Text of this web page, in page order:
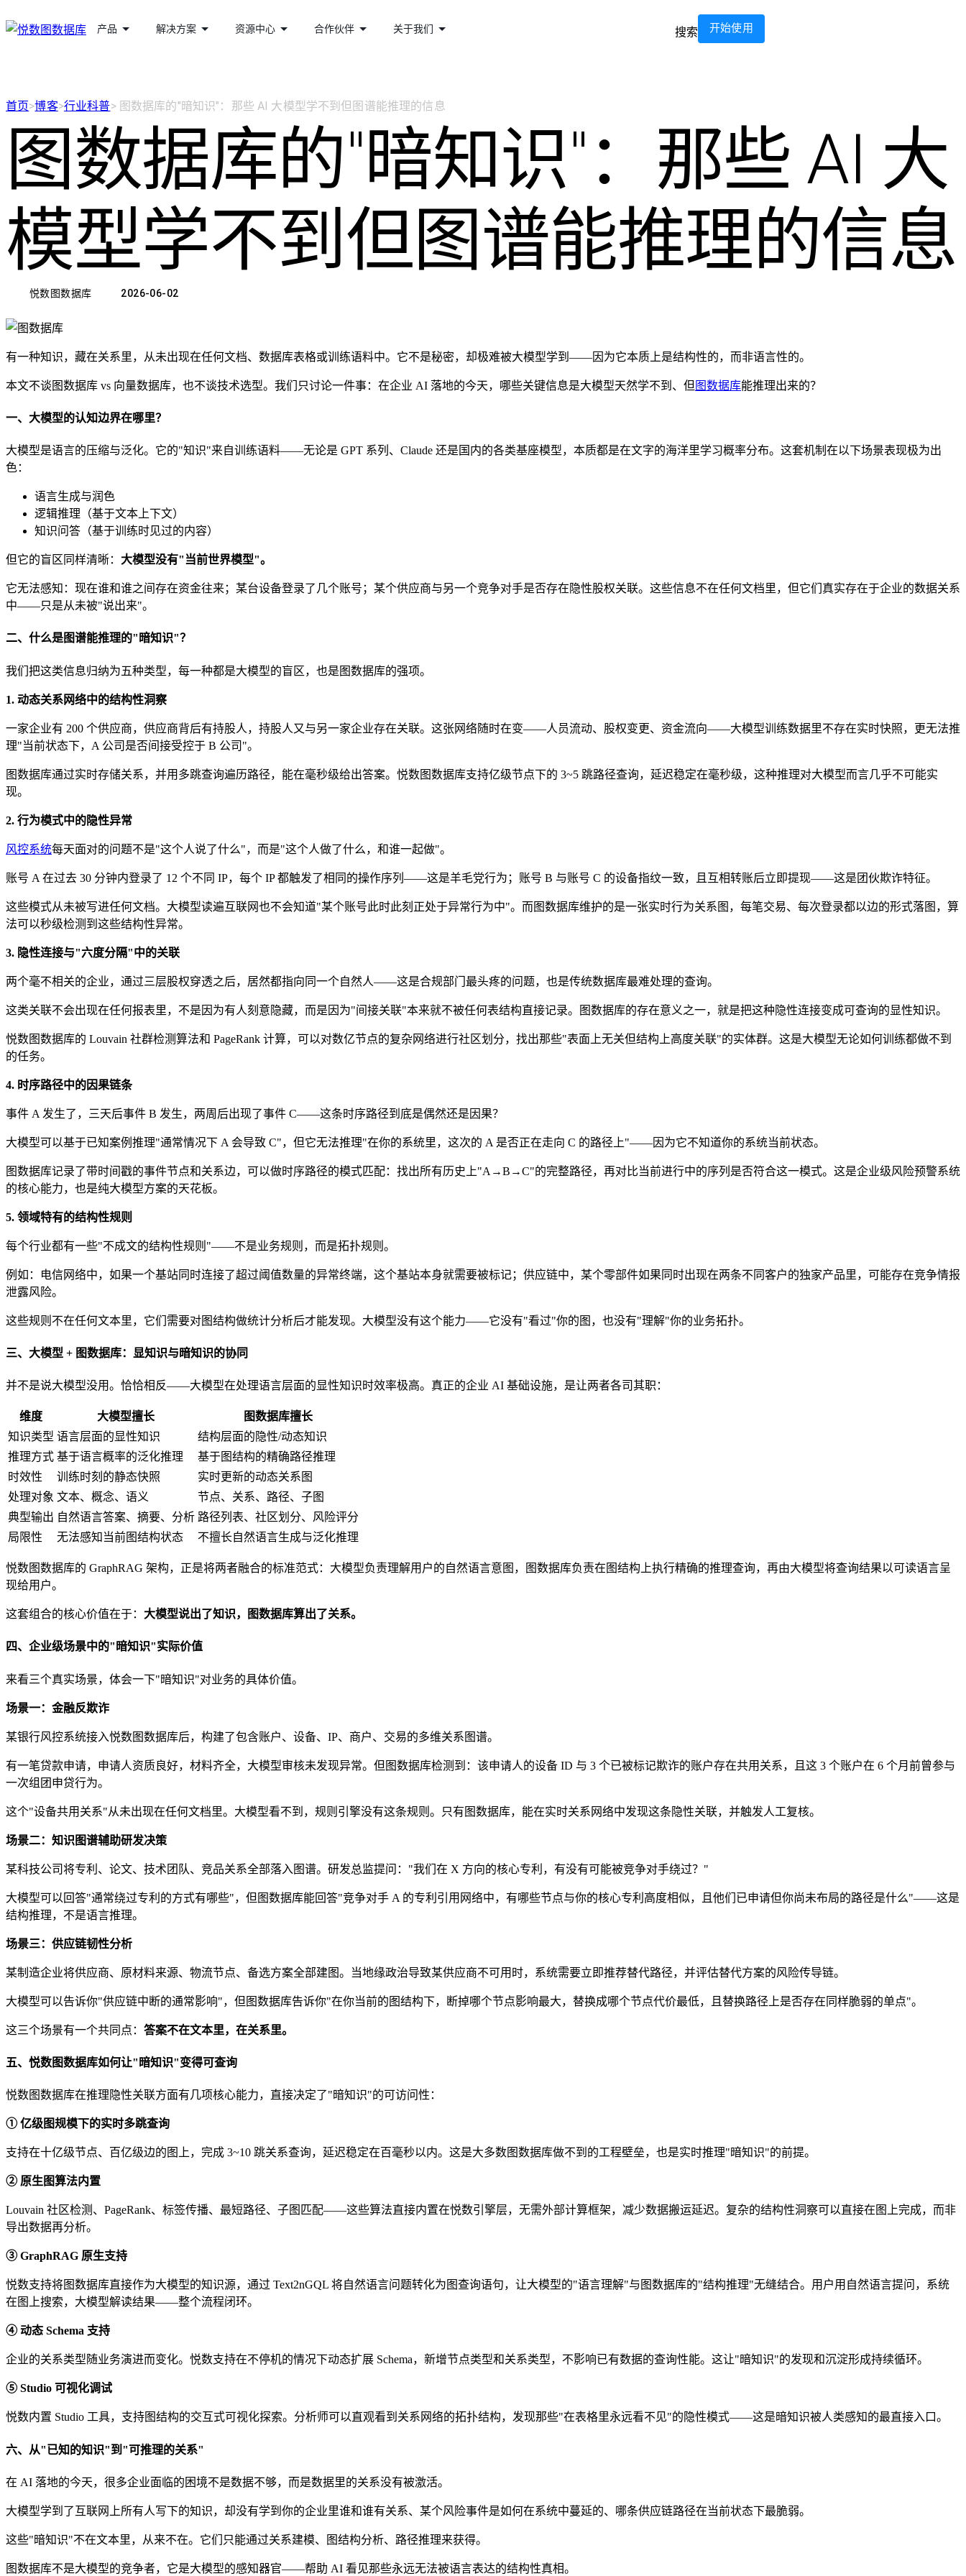
产品 解决方案 资源中心 合作伙伴 关于我们 搜索 开始使用
首页>博客>行业科普>图数据库的"暗知识"：那些 AI 大模型学不到但图谱能推理的信息
图数据库的"暗知识"：那些 AI 大
模型学不到但图谱能推理的信息
悦数图数据库 2026-06-02
有一种知识，藏在关系里，从未出现在任何文档、数据库表格或训练语料中。它不是秘密，却极难被大模型学到——因为它本质上是结构性的，而非语言性的。
本文不谈图数据库 vs 向量数据库，也不谈技术选型。我们只讨论一件事：在企业 AI 落地的今天，哪些关键信息是大模型天然学不到、但 图数据库能推理出来的？
一、大模型的认知边界在哪里？
大模型是语言的压缩与泛化。它的"知识"来自训练语料——无论是 GPT 系列、Claude 还是国内的各类基座模型，本质都是在文字的海洋里学习概率分布。这套机制在以下场景表现极为出
色：
语言生成与润色
逻辑推理（基于文本上下文）
知识问答（基于训练时见过的内容）
但它的盲区同样清晰： 大模型没有"当前世界模型"。
它无法感知：现在谁和谁之间存在资金往来；某台设备登录了几个账号；某个供应商与另一个竞争对手是否存在隐性股权关联。这些信息不在任何文档里，但它们真实存在于企业的数据关系
中——只是从未被"说出来"。
二、什么是图谱能推理的"暗知识"？
我们把这类信息归纳为五种类型，每一种都是大模型的盲区，也是图数据库的强项。
1. 动态关系网络中的结构性洞察
一家企业有 200 个供应商，供应商背后有持股人，持股人又与另一家企业存在关联。这张网络随时在变——人员流动、股权变更、资金流向——大模型训练数据里不存在实时快照，更无法推
理"当前状态下，A 公司是否间接受控于 B 公司"。
图数据库通过实时存储关系，并用多跳查询遍历路径，能在毫秒级给出答案。悦数图数据库支持亿级节点下的 3~5 跳路径查询，延迟稳定在毫秒级，这种推理对大模型而言几乎不可能实
现。
2. 行为模式中的隐性异常
风控系统每天面对的问题不是"这个人说了什么"，而是"这个人做了什么，和谁一起做"。
账号 A 在过去 30 分钟内登录了 12 个不同 IP，每个 IP 都触发了相同的操作序列——这是羊毛党行为；账号 B 与账号 C 的设备指纹一致，且互相转账后立即提现——这是团伙欺诈特征。
这些模式从未被写进任何文档。大模型读遍互联网也不会知道"某个账号此时此刻正处于异常行为中"。而图数据库维护的是一张实时行为关系图，每笔交易、每次登录都以边的形式落图，算
法可以秒级检测到这些结构性异常。
3. 隐性连接与"六度分隔"中的关联
两个毫不相关的企业，通过三层股权穿透之后，居然都指向同一个自然人——这是合规部门最头疼的问题，也是传统数据库最难处理的查询。
这类关联不会出现在任何报表里，不是因为有人刻意隐藏，而是因为"间接关联"本来就不被任何表结构直接记录。图数据库的存在意义之一，就是把这种隐性连接变成可查询的显性知识。
悦数图数据库的 Louvain 社群检测算法和 PageRank 计算，可以对数亿节点的复杂网络进行社区划分，找出那些"表面上无关但结构上高度关联"的实体群。这是大模型无论如何训练都做不到
的任务。
4. 时序路径中的因果链条
事件 A 发生了，三天后事件 B 发生，两周后出现了事件 C——这条时序路径到底是偶然还是因果？
大模型可以基于已知案例推理"通常情况下 A 会导致 C"，但它无法推理"在你的系统里，这次的 A 是否正在走向 C 的路径上"——因为它不知道你的系统当前状态。
图数据库记录了带时间戳的事件节点和关系边，可以做时序路径的模式匹配：找出所有历史上"A→B→C"的完整路径，再对比当前进行中的序列是否符合这一模式。这是企业级风险预警系统
的核心能力，也是纯大模型方案的天花板。
5. 领域特有的结构性规则
每个行业都有一些"不成文的结构性规则"——不是业务规则，而是拓扑规则。
例如：电信网络中，如果一个基站同时连接了超过阈值数量的异常终端，这个基站本身就需要被标记；供应链中，某个零部件如果同时出现在两条不同客户的独家产品里，可能存在竞争情报
泄露风险。
这些规则不在任何文本里，它们需要对图结构做统计分析后才能发现。大模型没有这个能力——它没有"看过"你的图，也没有"理解"你的业务拓扑。
三、大模型 + 图数据库：显知识与暗知识的协同
并不是说大模型没用。恰恰相反——大模型在处理语言层面的显性知识时效率极高。真正的企业 AI 基础设施，是让两者各司其职：
维度 大模型擅长
图数据库擅长
知识类型 语言层面的显性知识
结构层面的隐性/动态知识
推理方式 基于语言概率的泛化推理
基于图结构的精确路径推理
时效性
训练时刻的静态快照
实时更新的动态关系图
处理对象 文本、概念、语义
节点、关系、路径、子图
典型输出 自然语言答案、摘要、分析 路径列表、社区划分、风险评分
局限性
无法感知当前图结构状态 不擅长自然语言生成与泛化推理
悦数图数据库的 GraphRAG 架构，正是将两者融合的标准范式：大模型负责理解用户的自然语言意图，图数据库负责在图结构上执行精确的推理查询，再由大模型将查询结果以可读语言呈
现给用户。
这套组合的核心价值在于： 大模型说出了知识，图数据库算出了关系。
四、企业级场景中的"暗知识"实际价值
来看三个真实场景，体会一下"暗知识"对业务的具体价值。
场景一：金融反欺诈
某银行风控系统接入悦数图数据库后，构建了包含账户、设备、IP、商户、交易的多维关系图谱。
有一笔贷款申请，申请人资质良好，材料齐全，大模型审核未发现异常。但图数据库检测到：该申请人的设备 ID 与 3 个已被标记欺诈的账户存在共用关系，且这 3 个账户在 6 个月前曾参与
一次组团申贷行为。
这个"设备共用关系"从未出现在任何文档里。大模型看不到，规则引擎没有这条规则。只有图数据库，能在实时关系网络中发现这条隐性关联，并触发人工复核。
场景二：知识图谱辅助研发决策
某科技公司将专利、论文、技术团队、竞品关系全部落入图谱。研发总监提问："我们在 X 方向的核心专利，有没有可能被竞争对手绕过？"
大模型可以回答"通常绕过专利的方式有哪些"，但图数据库能回答"竞争对手 A 的专利引用网络中，有哪些节点与你的核心专利高度相似，且他们已申请但你尚未布局的路径是什么"——这是
结构推理，不是语言推理。
场景三：供应链韧性分析
某制造企业将供应商、原材料来源、物流节点、备选方案全部建图。当地缘政治导致某供应商不可用时，系统需要立即推荐替代路径，并评估替代方案的风险传导链。
大模型可以告诉你"供应链中断的通常影响"，但图数据库告诉你"在你当前的图结构下，断掉哪个节点影响最大，替换成哪个节点代价最低，且替换路径上是否存在同样脆弱的单点"。
这三个场景有一个共同点： 答案不在文本里，在关系里。
五、悦数图数据库如何让"暗知识"变得可查询
悦数图数据库在推理隐性关联方面有几项核心能力，直接决定了"暗知识"的可访问性：
① 亿级图规模下的实时多跳查询
支持在十亿级节点、百亿级边的图上，完成 3~10 跳关系查询，延迟稳定在百毫秒以内。这是大多数图数据库做不到的工程壁垒，也是实时推理"暗知识"的前提。
② 原生图算法内置
Louvain 社区检测、PageRank、标签传播、最短路径、子图匹配——这些算法直接内置在悦数引擎层，无需外部计算框架，减少数据搬运延迟。复杂的结构性洞察可以直接在图上完成，而非
导出数据再分析。
③ GraphRAG 原生支持
悦数支持将图数据库直接作为大模型的知识源，通过 Text2nGQL 将自然语言问题转化为图查询语句，让大模型的"语言理解"与图数据库的"结构推理"无缝结合。用户用自然语言提问，系统
在图上搜索，大模型解读结果——整个流程闭环。
④ 动态 Schema 支持
企业的关系类型随业务演进而变化。悦数支持在不停机的情况下动态扩展 Schema，新增节点类型和关系类型，不影响已有数据的查询性能。这让"暗知识"的发现和沉淀形成持续循环。
⑤ Studio 可视化调试
悦数内置 Studio 工具，支持图结构的交互式可视化探索。分析师可以直观看到关系网络的拓扑结构，发现那些"在表格里永远看不见"的隐性模式——这是暗知识被人类感知的最直接入口。
六、从"已知的知识"到"可推理的关系"
在 AI 落地的今天，很多企业面临的困境不是数据不够，而是数据里的关系没有被激活。
大模型学到了互联网上所有人写下的知识，却没有学到你的企业里谁和谁有关系、某个风险事件是如何在系统中蔓延的、哪条供应链路径在当前状态下最脆弱。
这些"暗知识"不在文本里，从来不在。它们只能通过关系建模、图结构分析、路径推理来获得。
图数据库不是大模型的竞争者，它是大模型的感知器官——帮助 AI 看见那些永远无法被语言表达的结构性真相。